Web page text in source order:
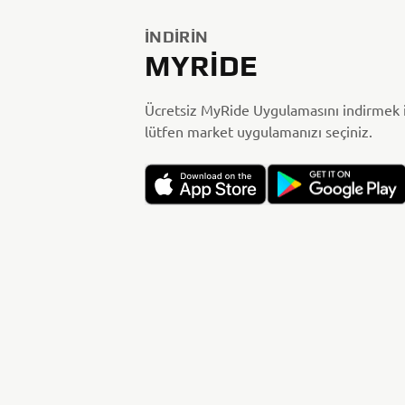
İNDIRIN
MYRIDE
Ücretsiz MyRide Uygulamasını indirmek
lütfen market uygulamanızı seçiniz.